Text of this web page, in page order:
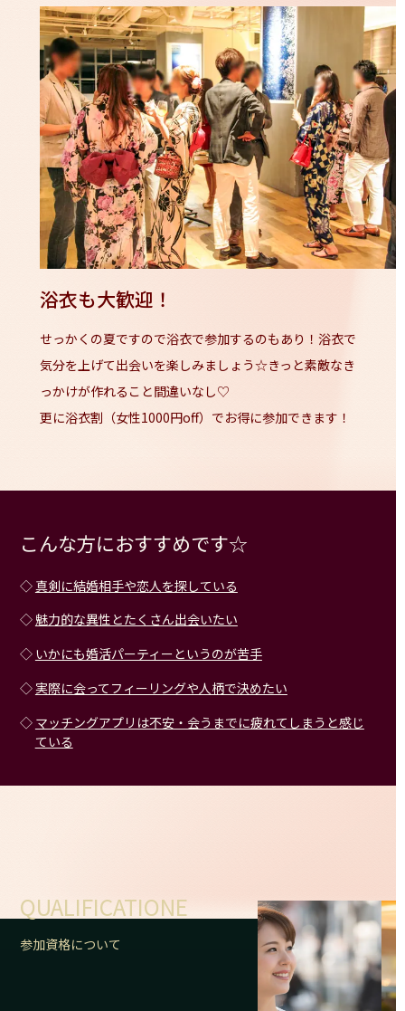
浴衣も大歓迎！
せっかくの夏ですので浴衣で参加するのもあり！浴衣で
気分を上げて出会いを楽しみましょう☆きっと素敵なき
っかけが作れること間違いなし♡
更に浴衣割（女性1000円off）でお得に参加できます！
こんな方におすすめです☆
◇真剣に結婚相手や恋人を探している
◇ 魅力的な異性とたくさん出会いたい
◇ いかにも婚活パーティーというのが苦手
◇実際に会ってフィーリングや人柄で決めたい
◇ マッチングアプリは不安・会うまでに疲れてしまうと感じ
ている
QUALIFICATIONE
参加資格について